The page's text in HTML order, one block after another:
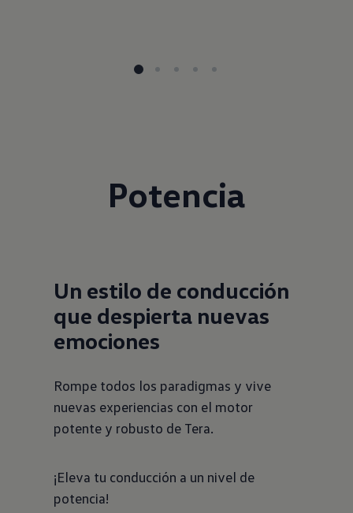
Potencia
Un estilo de conducción
que despierta nuevas
emociones
Rompe todos los paradigmas y vive
nuevas experiencias con el motor
potente y robusto de Tera.
¡Eleva tu conducción a un nivel de
potencia!